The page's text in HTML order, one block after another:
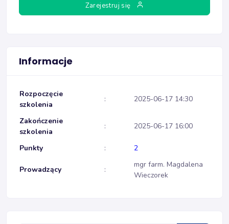
Zarejestruj się
Informacje
Rozpoczęcie
szkolenia
: 2025-06-17 14:30
Zakończenie
szkolenia
: 2025-06-17 16:00
Punkty : 2
Prowadzący :
mgr farm. Magdalena
Wieczorek